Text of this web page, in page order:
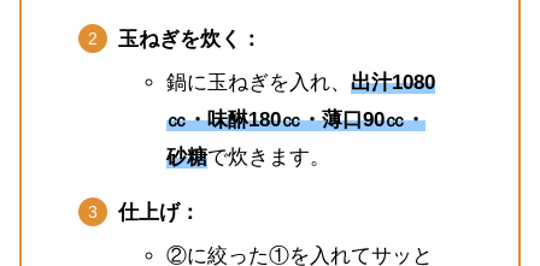
玉ねぎを炊く：
鍋に玉ねぎを入れ、 出汁1080
㏄・味醂180㏄・薄口90㏄・
砂糖で炊きます。
仕上げ：
②に絞った①を入れてサッと